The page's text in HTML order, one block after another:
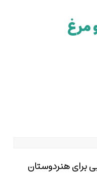
مرغ
برای هنردوستان